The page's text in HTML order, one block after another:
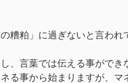
糟粕」に過ぎないと言われ
、言葉では伝える事ができ
る事から始まりますが、マ